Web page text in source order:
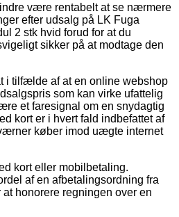
være rentabelt at se nærmere
efter udsalg på LK Fuga
2 stk hvid forud for at du
sikker på at modtage den
i tilfælde af at en online webshop
som kan virke ufattelig
et faresignal om en snydagtig
kort er i hvert fald indbefattet af
køber imod uægte internet
kort eller mobilbetaling.
af en afbetalingsordning fra
honorere regningen over en